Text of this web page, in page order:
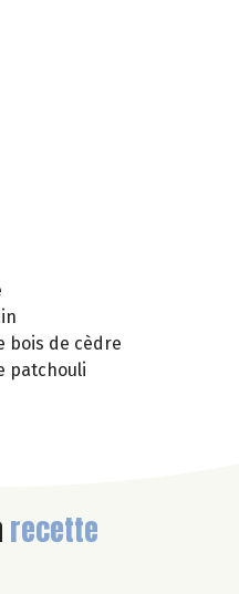
bois de cèdre
patchouli
recette